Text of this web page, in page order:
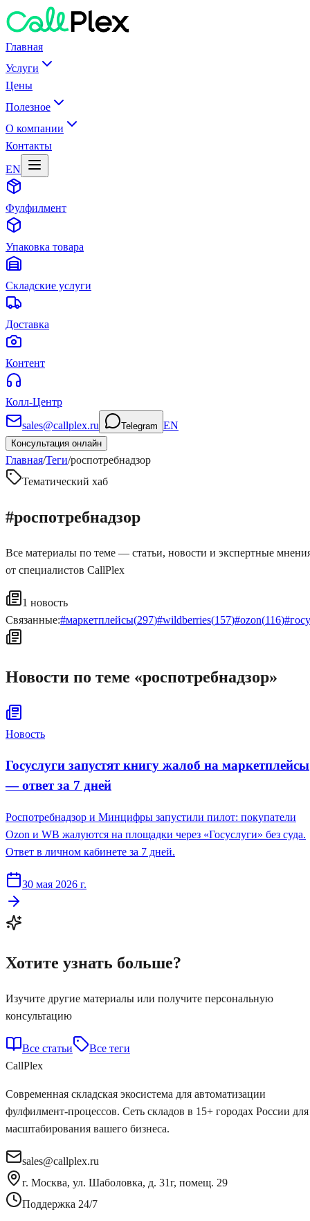
Главная
Услуги
Цены
Полезное
О компании
Контакты
EN
Фулфилмент
Упаковка товара
Складские услуги
Доставка
Контент
Колл-Центр
sales@callplex.ru
Telegram EN
Консультация онлайн
Главная/Теги/роспотребнадзор
Тематический хаб
#роспотребнадзор
Все материалы по теме — статьи, новости и экспертные
от специалистов CallPlex
1 новость
Связанные:#маркетплейсы(297)#wildberries(157)#ozon(116)#
Новости по теме «роспотребнадзор»
Новость
Госуслуги запустят книгу жалоб на маркетплейсы
— ответ за 7 дней
Роспотребнадзор и Минцифры запустили пилот: покупатели
Ozon и WB жалуются на площадки через «Госуслуги» без суда.
Ответ в личном кабинете за 7 дней.
30 мая 2026 г.
Хотите узнать больше?
Изучите другие материалы или получите персональную
консультацию
Все статьи
Все теги
CallPlex
Современная складская экосистема для автоматизации
фулфилмент-процессов. Сеть складов в 15+ городах России для
масштабирования вашего бизнеса.
sales@callplex.ru
г. Москва, ул. Шаболовка, д. 31г, помещ. 29
Поддержка 24/7